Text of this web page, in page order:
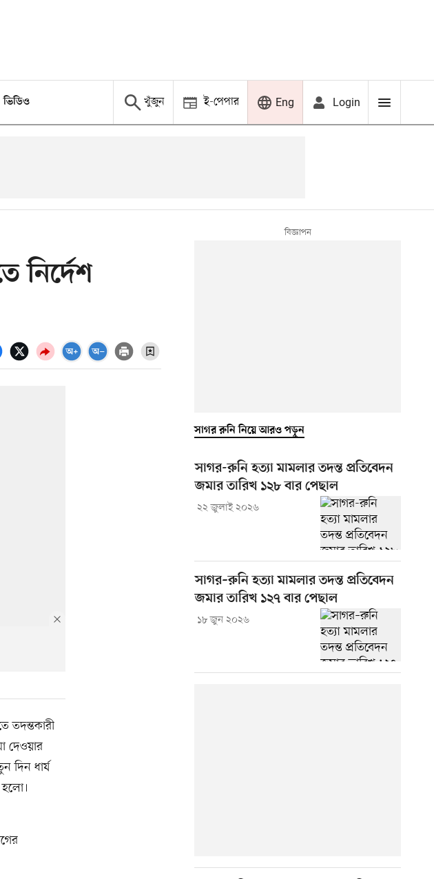
ভিডিও খুঁজুন ই-পেপার Eng Login
নির্দেশ
তদন্তকারী
দেওয়ার
দিন ধার্য
হলো।
সাগর রুনি নিয়ে আরও পড়ুন
সাগর-রুনি হত্যা মামলার তদন্ত প্রতিবেদন
জমার তারিখ ১২৮ বার পেছাল
২২ জুলাই ২০২৬
সাগর–রুনি হত্যা মামলার তদন্ত প্রতিবেদন
জমার তারিখ ১২৭ বার পেছাল
১৮ জুন ২০২৬